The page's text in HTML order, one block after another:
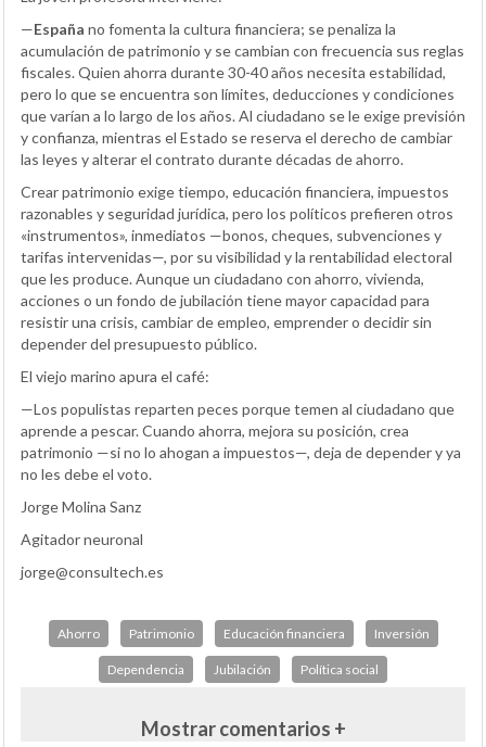
—España no fomenta la cultura financiera; se penaliza la
acumulación de patrimonio y se cambian con frecuencia sus reglas
fiscales. Quien ahorra durante 30-40 años necesita estabilidad,
pero lo que se encuentra son límites, deducciones y condiciones
que varían a lo largo de los años. Al ciudadano se le exige previsión
y confianza, mientras el Estado se reserva el derecho de cambiar
las leyes y alterar el contrato durante décadas de ahorro.
Crear patrimonio exige tiempo, educación financiera, impuestos
razonables y seguridad jurídica, pero los políticos prefieren otros
«instrumentos», inmediatos —bonos, cheques, subvenciones y
tarifas intervenidas—, por su visibilidad y la rentabilidad electoral
que les produce. Aunque un ciudadano con ahorro, vivienda,
acciones o un fondo de jubilación tiene mayor capacidad para
resistir una crisis, cambiar de empleo, emprender o decidir sin
depender del presupuesto público.
El viejo marino apura el café:
—Los populistas reparten peces porque temen al ciudadano que
aprende a pescar. Cuando ahorra, mejora su posición, crea
patrimonio —si no lo ahogan a impuestos—, deja de depender y ya
no les debe el voto.
Jorge Molina Sanz
Agitador neuronal
jorge@consultech.es
Ahorro Patrimonio Educación financiera Inversión
Dependencia Jubilación Política social
Mostrar comentarios +